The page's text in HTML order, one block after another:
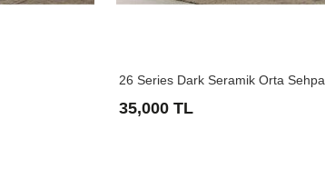
26 Series Dark Seramik Orta Sehpa
35,000 TL